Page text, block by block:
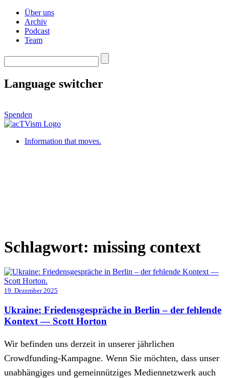
Über uns
Archiv
Podcast
Team
Language switcher
Spenden
Information that moves.
Schlagwort: missing context
19. Dezember 2025
Ukraine: Friedensgespräche in Berlin – der fehlende
Kontext — Scott Horton
Wir befinden uns derzeit in unserer jährlichen
Crowdfunding-Kampagne. Wenn Sie möchten, dass unser
unabhängiges und gemeinnütziges Mediennetzwerk auch